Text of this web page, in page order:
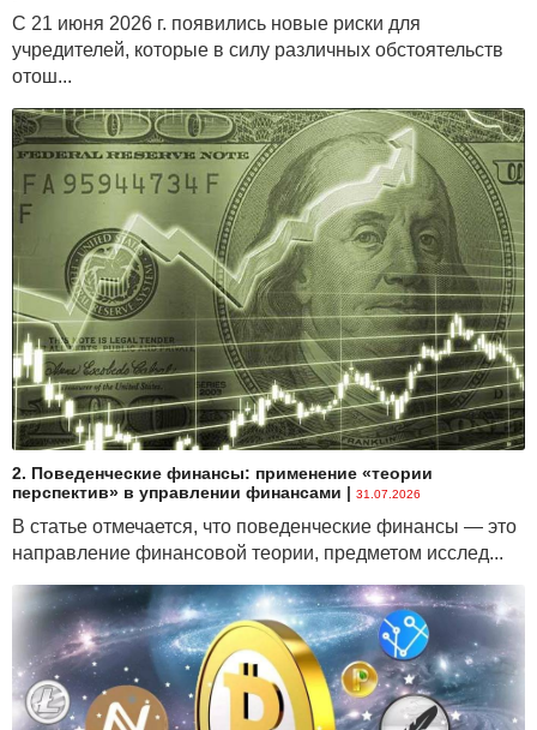
С 21 июня 2026 г. появились новые риски для
учредителей, которые в силу различных обстоятельств
отош...
2. Поведенческие финансы: применение «теории
перспектив» в управлении финансами | 31.07.2026
В статье отмечается, что поведенческие финансы — это
направление финансовой теории, предметом исслед...